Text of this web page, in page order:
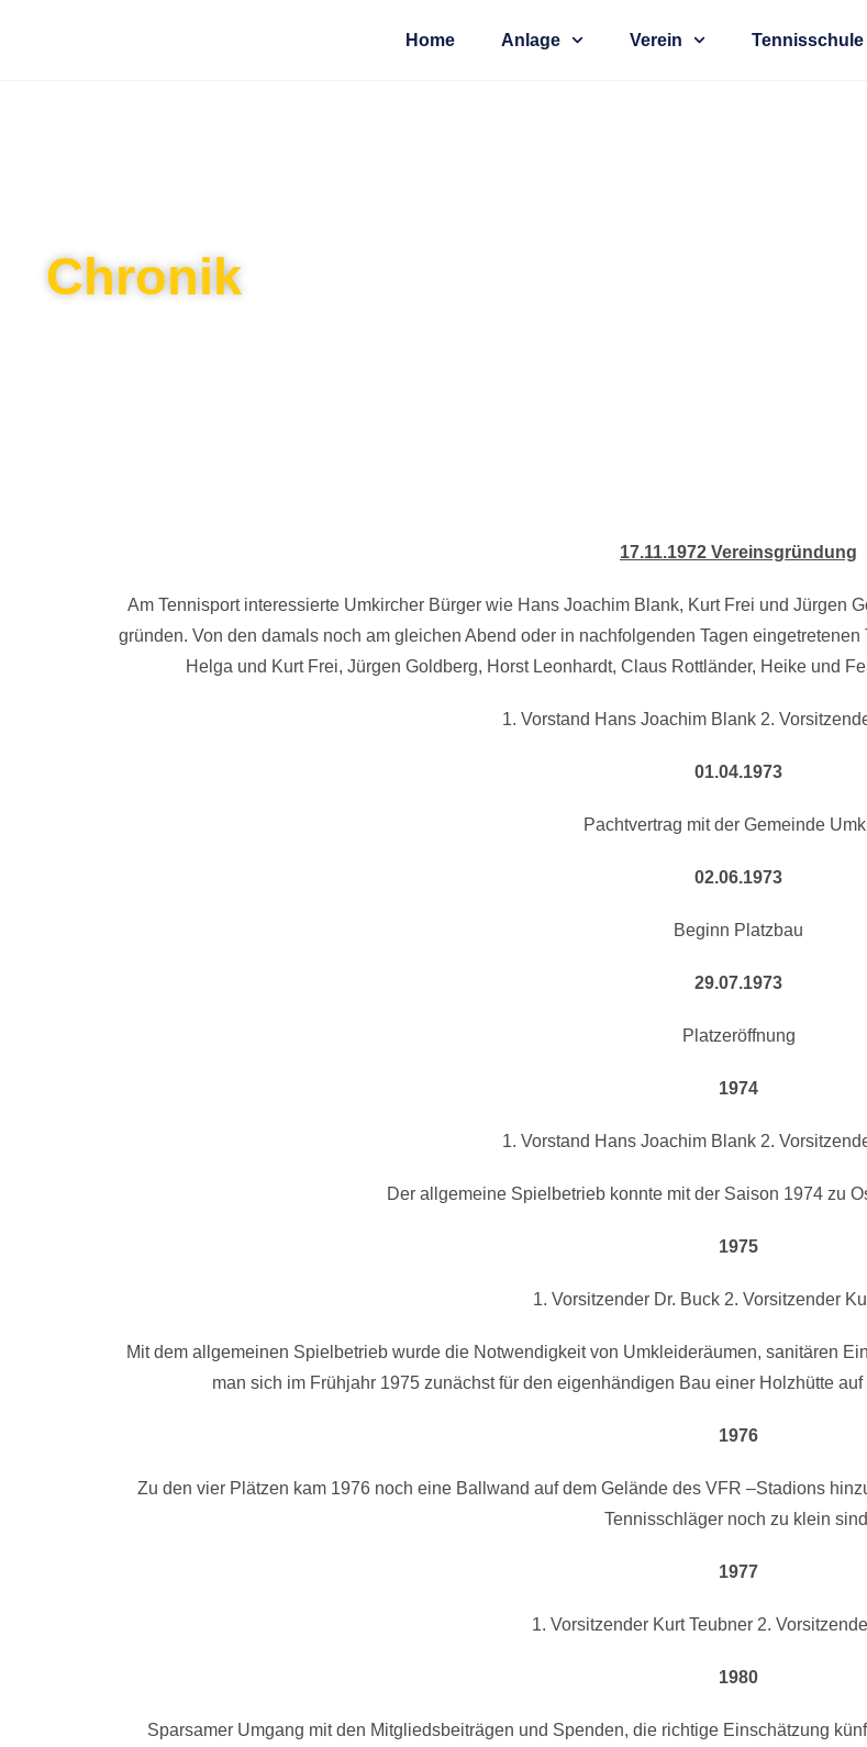
Home Anlage Verein Tennisschule
Chronik
17.11.1972 Vereinsgründung
Am Tennisport interessierte Umkircher Bürger wie Hans Joachim Blank, Kurt Frei und Jürgen
gründen. Von den damals noch am gleichen Abend oder in nachfolgenden Tagen
Helga und Kurt Frei, Jürgen Goldberg, Horst Leonhardt, Claus Rottländer, Heike und
1. Vorstand Hans Joachim Blank 2.
01.04.1973
Pachtvertrag mit der Gemeinde
02.06.1973
Beginn Platzbau
29.07.1973
Platzeröffnung
1974
1. Vorstand Hans Joachim Blank 2.
Der allgemeine Spielbetrieb konnte mit der Saison 1974 zu
1975
1. Vorsitzender Dr. Buck 2. Vorsitzender
Mit dem allgemeinen Spielbetrieb wurde die Notwendigkeit von Umkleideräumen, sanitären
man sich im Frühjahr 1975 zunächst für den eigenhändigen Bau einer Holzhütte
1976
Zu den vier Plätzen kam 1976 noch eine Ballwand auf dem Gelände des VFR –Stadions
Tennisschläger noch zu klein
1977
1. Vorsitzender Kurt Teubner 2.
1980
Sparsamer Umgang mit den Mitgliedsbeiträgen und Spenden, die richtige Einschätzung